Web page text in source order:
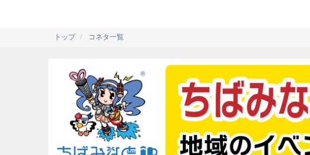
トップ コネタ一覧